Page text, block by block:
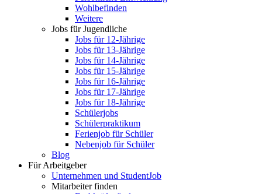
Wohlbefinden
Weitere
Jobs für Jugendliche
Jobs für 12-Jährige
Jobs für 13-Jährige
Jobs für 14-Jährige
Jobs für 15-Jährige
Jobs für 16-Jährige
Jobs für 17-Jährige
Jobs für 18-Jährige
Schülerjobs
Schülerpraktikum
Ferienjob für Schüler
Nebenjob für Schüler
Blog
Für Arbeitgeber
Unternehmen und StudentJob
Mitarbeiter finden